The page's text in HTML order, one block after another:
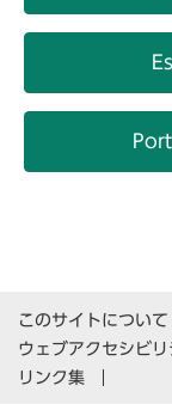
このサイトについて
ウェブアクセシビリ
リンク集